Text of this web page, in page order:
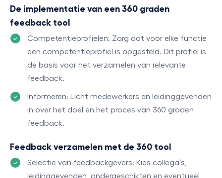
De implementatie van een 360 graden
feedback tool
Competentieprofielen: Zorg dat voor elke functie
een competentieprofiel is opgesteld. Dit profiel is
de basis voor het verzamelen van relevante
feedback.
Informeren: Licht medewerkers en leidinggevenden
in over het doel en het proces van 360 graden
feedback.
Feedback verzamelen met de 360 tool
Selectie van feedbackgevers: Kies collega’s,
leidinggevenden, ondergeschikten en eventueel